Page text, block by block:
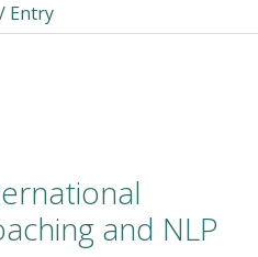
/ Entry
and NLP